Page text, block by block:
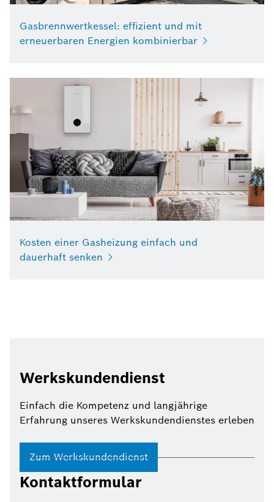
Gasbrennwertkessel: effizient und mit
erneuerbaren Energien kombinierbar
Kosten einer Gasheizung einfach und
dauerhaft senken
Werkskundendienst
Einfach die Kompetenz und langjährige
Erfahrung unseres Werkskundendienstes erleben
Zum Werkskundendienst
Kontaktformular